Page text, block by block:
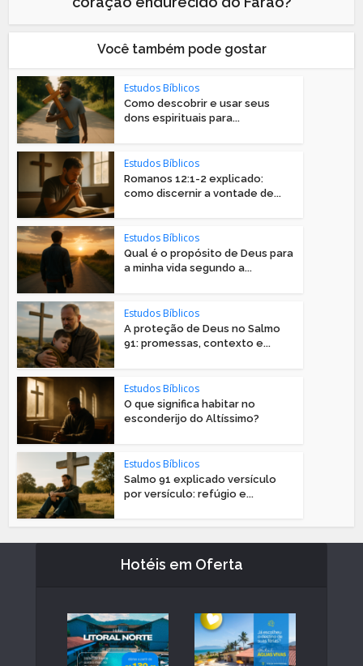
Você também pode gostar
Estudos Bíblicos
Como descobrir e usar seus
dons espirituais para...
Estudos Bíblicos
Romanos 12:1-2 explicado:
como discernir a vontade de...
Estudos Bíblicos
Qual é o propósito de Deus para
a minha vida segundo a...
Estudos Bíblicos
A proteção de Deus no Salmo
91: promessas, contexto e...
Estudos Bíblicos
O que significa habitar no
esconderijo do Altíssimo?
Estudos Bíblicos
Salmo 91 explicado versículo
por versículo: refúgio e...
Hotéis em Oferta